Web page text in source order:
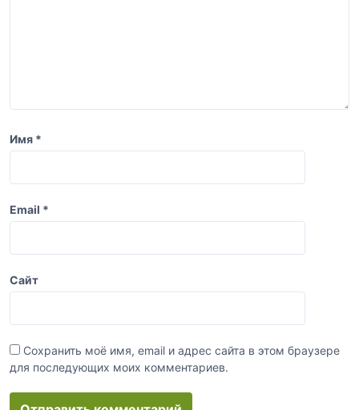
м
Имя *
Email *
Сайт
Сохранить моё имя, email и адрес сайта в этом браузере
для последующих моих комментариев.